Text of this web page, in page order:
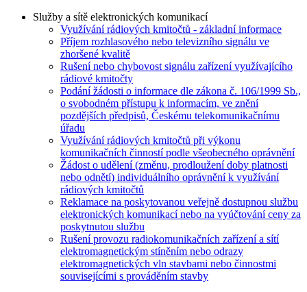
Služby a sítě elektronických komunikací
Využívání rádiových kmitočtů - základní informace
Příjem rozhlasového nebo televizního signálu ve
zhoršené kvalitě
Rušení nebo chybovost signálu zařízení využívajícího
rádiové kmitočty
Podání žádosti o informace dle zákona č. 106/1999 Sb.,
o svobodném přístupu k informacím, ve znění
pozdějších předpisů, Českému telekomunikačnímu
úřadu
Využívání rádiových kmitočtů při výkonu
komunikačních činností podle všeobecného oprávnění
Žádost o udělení (změnu, prodloužení doby platnosti
nebo odnětí) individuálního oprávnění k využívání
rádiových kmitočtů
Reklamace na poskytovanou veřejně dostupnou službu
elektronických komunikací nebo na vyúčtování ceny za
poskytnutou službu
Rušení provozu radiokomunikačních zařízení a sítí
elektromagnetickým stíněním nebo odrazy
elektromagnetických vln stavbami nebo činnostmi
souvisejícími s prováděním stavby